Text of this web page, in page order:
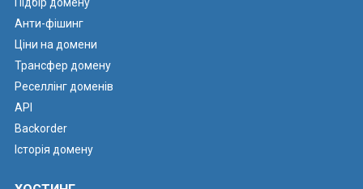
Анти-фішинг
Ціни на домени
Трансфер домену
Реселлінг доменів
API
Backorder
Історія домену